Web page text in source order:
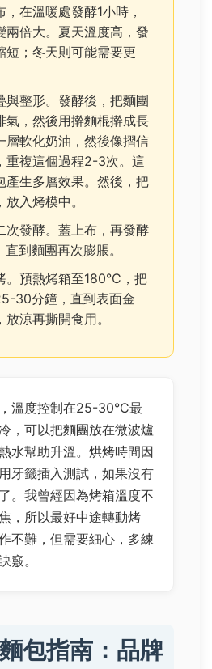
，在溫暖處發酵1小時，
兩倍大。夏天溫度高，發
短；冬天則可能需要更
與整形。發酵後，把麵團
氣，然後用擀麵棍擀成長
層軟化奶油，然後像摺信
重複這個過程2-3次。這
產生多層效果。然後，把
入烤模中。
次發酵。蓋上布，再發酵
到麵團再次膨脹。
。預熱烤箱至180°C，把
30分鐘，直到表面金
涼再撕開食用。
溫度控制在25-30°C最
，可以把麵團放在微波爐
水幫助升溫。烘烤時間因
牙籤插入測試，如果沒有
。我曾經因為烤箱溫度不
，所以最好中途轉動烤
不難，但需要細心，多練
竅。
包指南：品牌